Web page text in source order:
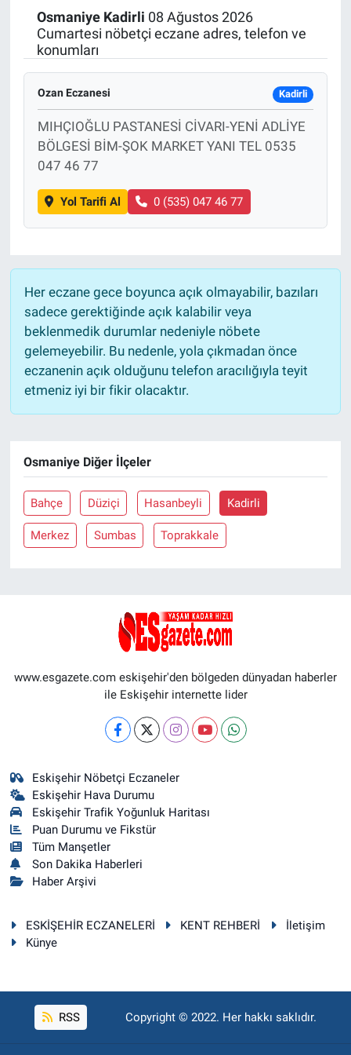
Osmaniye Kadirli 08 Ağustos 2026
Cumartesi nöbetçi eczane adres, telefon ve
konumları
Ozan Eczanesi Kadirli
MIHÇIOĞLU PASTANESİ CİVARI-YENİ ADLİYE
BÖLGESİ BİM-ŞOK MARKET YANI TEL 0535
047 46 77
Yol Tarifi Al 0 (535) 047 46 77
Her eczane gece boyunca açık olmayabilir, bazıları
sadece gerektiğinde açık kalabilir veya
beklenmedik durumlar nedeniyle nöbete
gelemeyebilir. Bu nedenle, yola çıkmadan önce
eczanenin açık olduğunu telefon aracılığıyla teyit
etmeniz iyi bir fikir olacaktır.
Osmaniye Diğer İlçeler
Bahçe Düziçi Hasanbeyli Kadirli
Merkez Sumbas Toprakkale
www.esgazete.com eskişehir'den bölgeden dünyadan haberler
ile Eskişehir internette lider
Eskişehir Nöbetçi Eczaneler
Eskişehir Hava Durumu
Eskişehir Trafik Yoğunluk Haritası
Puan Durumu ve Fikstür
Tüm Manşetler
Son Dakika Haberleri
Haber Arşivi
ESKİŞEHİR ECZANELERİ KENT REHBERİ
İletişim
Künye
RSS Copyright © 2022. Her hakkı saklıdır.
Politika
Bilecik
Kütahya
Gezi
Genel
Çevre
Yerel
Magazin
Bilim ve Teknoloji